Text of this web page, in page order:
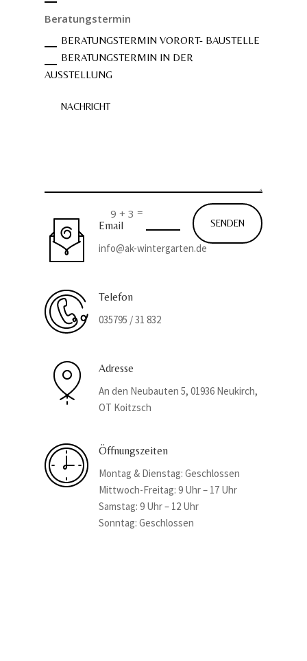
Beratungstermin
BERATUNGSTERMIN VORORT- BAUSTELLE
BERATUNGSTERMIN IN DER
AUSSTELLUNG
9 + 3 =
SENDEN
Email
info@ak-wintergarten.de
Telefon
035795 / 31 832
Adresse
An den Neubauten 5, 01936 Neukirch,
OT Koitzsch
Öffnungszeiten
Montag & Dienstag: Geschlossen
Mittwoch-Freitag: 9 Uhr – 17 Uhr
Samstag: 9 Uhr – 12 Uhr
Sonntag: Geschlossen